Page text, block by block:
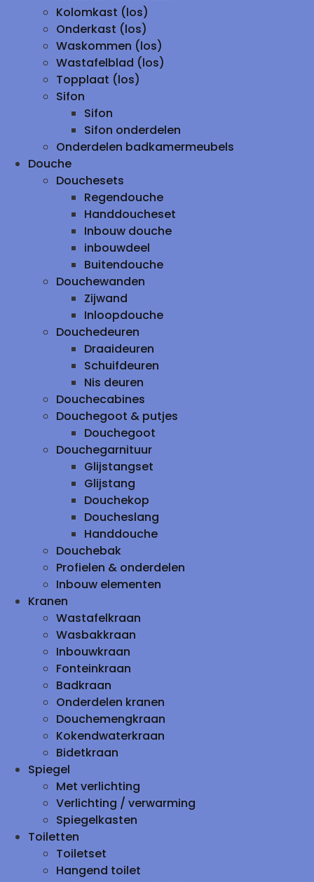
Kolomkast (los)
Onderkast (los)
Waskommen (los)
Wastafelblad (los)
Topplaat (los)
Sifon
Sifon
Sifon onderdelen
Onderdelen badkamermeubels
Douche
Douchesets
Regendouche
Handdoucheset
Inbouw douche
inbouwdeel
Buitendouche
Douchewanden
Zijwand
Inloopdouche
Douchedeuren
Draaideuren
Schuifdeuren
Nis deuren
Douchecabines
Douchegoot & putjes
Douchegoot
Douchegarnituur
Glijstangset
Glijstang
Douchekop
Doucheslang
Handdouche
Douchebak
Profielen & onderdelen
Inbouw elementen
Kranen
Wastafelkraan
Wasbakkraan
Inbouwkraan
Fonteinkraan
Badkraan
Onderdelen kranen
Douchemengkraan
Kokendwaterkraan
Bidetkraan
Spiegel
Met verlichting
Verlichting / verwarming
Spiegelkasten
Toiletten
Toiletset
Hangend toilet